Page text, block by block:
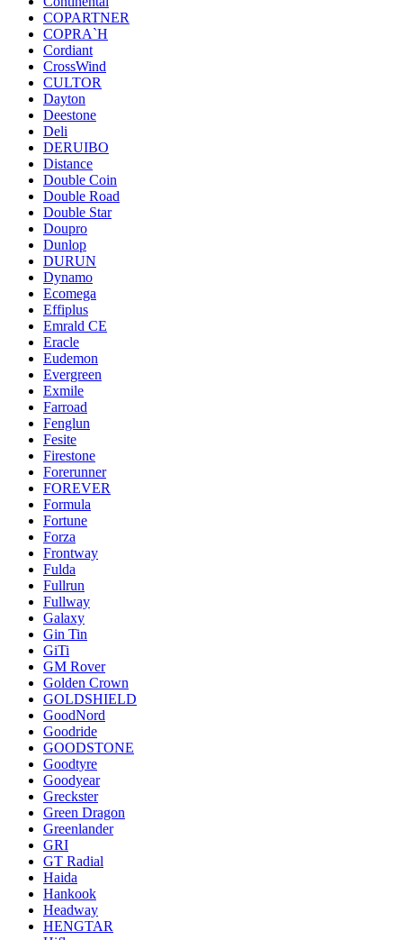
COPARTNER
COPRA`H
Cordiant
CrossWind
CULTOR
Dayton
Deestone
Deli
DERUIBO
Distance
Double Coin
Double Road
Double Star
Doupro
Dunlop
DURUN
Dynamo
Ecomega
Effiplus
Emrald СЕ
Eracle
Eudemon
Evergreen
Exmile
Farroad
Fenglun
Fesite
Firestone
Forerunner
FOREVER
Formula
Fortune
Forza
Frontway
Fulda
Fullrun
Fullway
Galaxy
Gin Tin
GiTi
GM Rover
Golden Crown
GOLDSHIELD
GoodNord
Goodride
GOODSTONE
Goodtyre
Goodyear
Greckster
Green Dragon
Greenlander
GRI
GT Radial
Haida
Hankook
Headway
HENGTAR